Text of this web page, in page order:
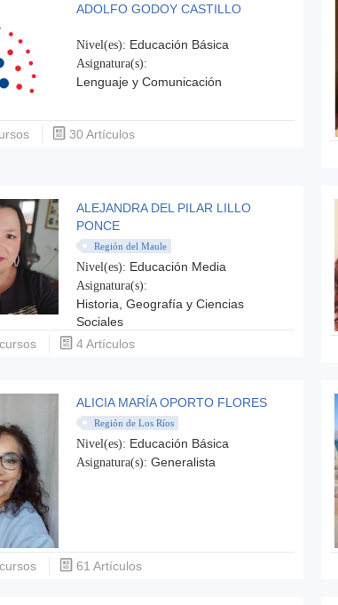
ADOLFO GODOY CASTILLO
Nivel(es): Educación Básica
Asignatura(s):
Lenguaje y Comunicación
30 Artículos
ALEJANDRA DEL PILAR LILLO
PONCE
Región del Maule
Nivel(es): Educación Media
Asignatura(s):
Historia, Geografía y Ciencias
Sociales
4 Artículos
ALICIA MARÍA OPORTO FLORES
Región de Los Ríos
Nivel(es): Educación Básica
Asignatura(s): Generalista
61 Artículos